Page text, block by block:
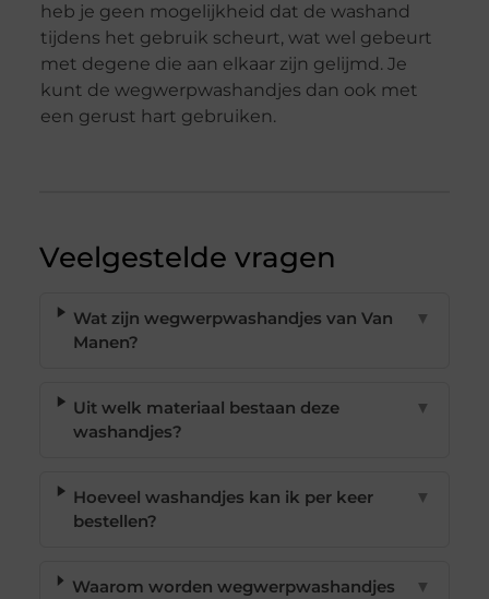
heb je geen mogelijkheid dat de washand
tijdens het gebruik scheurt, wat wel gebeurt
met degene die aan elkaar zijn gelijmd. Je
kunt de wegwerpwashandjes dan ook met
een gerust hart gebruiken.
Veelgestelde vragen
Wat zijn wegwerpwashandjes van Van
Manen?
▼
Uit welk materiaal bestaan deze
washandjes?
▼
Hoeveel washandjes kan ik per keer
bestellen?
▼
Waarom worden wegwerpwashandjes
▼